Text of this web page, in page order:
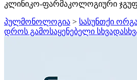
კლინიკო-ფარმაკოლოგიური
პულმონოლოგია > სასუნთქი
დროს გამოსაყენებელი